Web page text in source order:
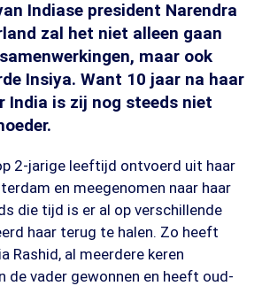
Indiase president Narendra
zal het niet alleen gaan
maar ook
Insiya. Want 10 jaar na haar
India is zij nog steeds niet
2-jarige leeftijd ontvoerd uit haar
en meegenomen naar haar
die tijd is er al op verschillende
haar terug te halen. Zo heeft
Rashid, al meerdere keren
de vader gewonnen en heeft oud-